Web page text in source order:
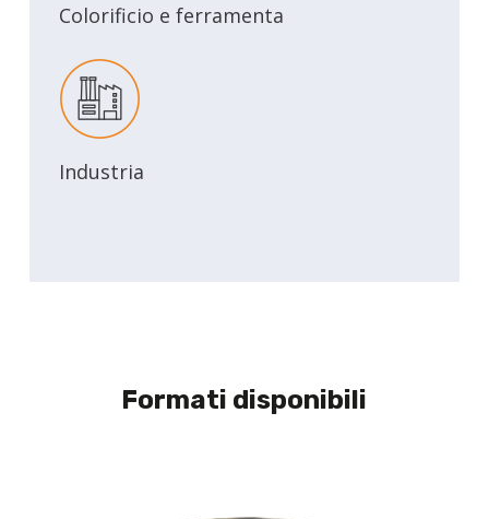
Colorificio e ferramenta
Industria
Formati disponibili